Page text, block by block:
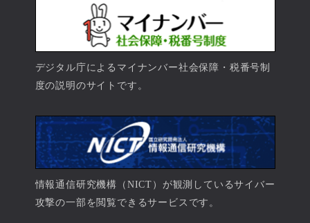
デジタル庁によるマイナンバー社会保障・税番号制
度の説明のサイトです。
情報通信研究機構（NICT）が観測しているサイバー
攻撃の一部を閲覧できるサービスです。